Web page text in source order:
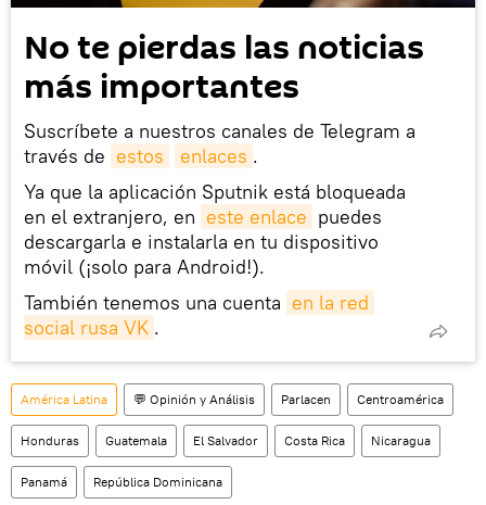
No te pierdas las noticias
más importantes
Suscríbete a nuestros canales de Telegram a
través de estos enlaces .
Ya que la aplicación Sputnik está bloqueada
en el extranjero, en este enlace puedes
descargarla e instalarla en tu dispositivo
móvil (¡solo para Android!).
También tenemos una cuenta en la red
social rusa VK .
América Latina 💬 Opinión y Análisis Parlacen Centroamérica
Honduras Guatemala El Salvador Costa Rica Nicaragua
Panamá República Dominicana